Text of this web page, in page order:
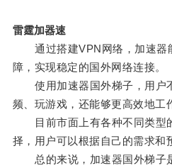
雷霆加器速
通过搭建VPN网络，加速器
障，实现稳定的国外网络连接。
使用加速器国外梯子，用户
频、玩游戏，还能够更高效地工
目前市面上有各种不同类型
择，用户可以根据自己的需求和
总的来说，加速器国外梯子